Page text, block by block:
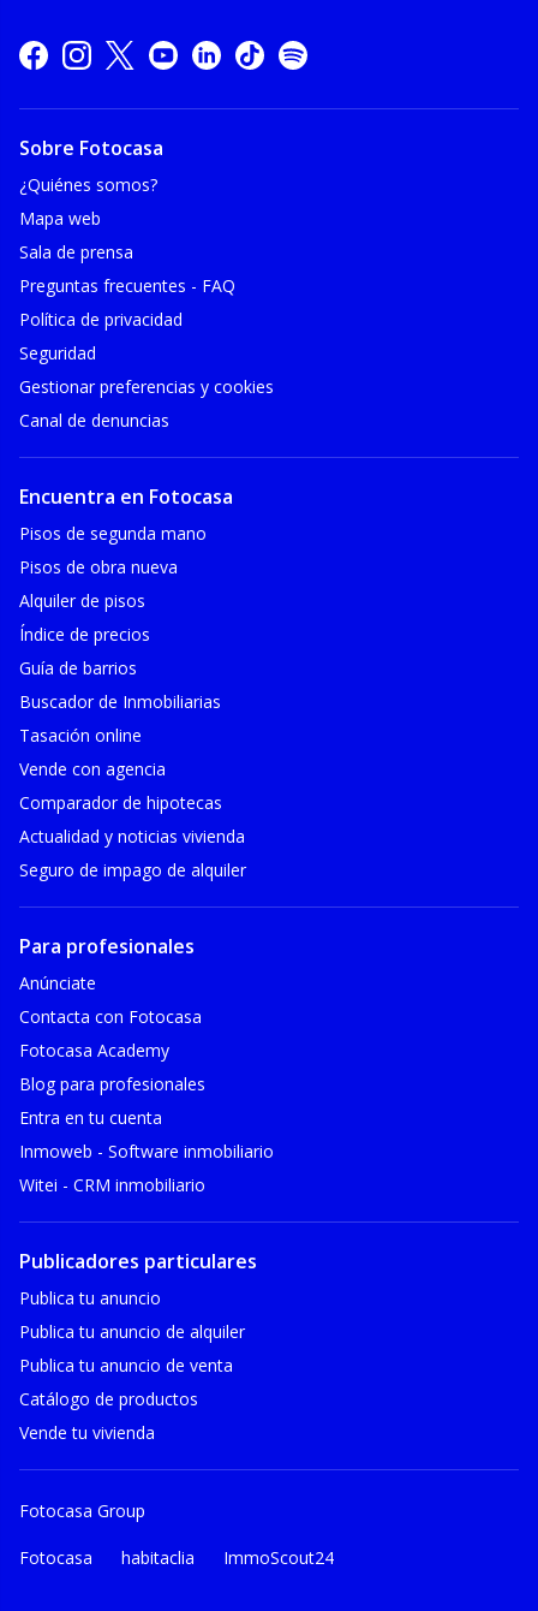
Sobre Fotocasa
¿Quiénes somos?
Mapa web
Sala de prensa
Preguntas frecuentes - FAQ
Política de privacidad
Seguridad
Gestionar preferencias y cookies
Canal de denuncias
Encuentra en Fotocasa
Pisos de segunda mano
Pisos de obra nueva
Alquiler de pisos
Índice de precios
Guía de barrios
Buscador de Inmobiliarias
Tasación online
Vende con agencia
Comparador de hipotecas
Actualidad y noticias vivienda
Seguro de impago de alquiler
Para profesionales
Anúnciate
Contacta con Fotocasa
Fotocasa Academy
Blog para profesionales
Entra en tu cuenta
Inmoweb - Software inmobiliario
Witei - CRM inmobiliario
Publicadores particulares
Publica tu anuncio
Publica tu anuncio de alquiler
Publica tu anuncio de venta
Catálogo de productos
Vende tu vivienda
Fotocasa Group
Fotocasa habitaclia ImmoScout24